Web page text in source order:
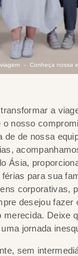
Conheça nossa
a
o nosso
de de nossa
Ásia,
para sua
corporativas,
desejou fazer
merecida. Deixe
jornada
sem